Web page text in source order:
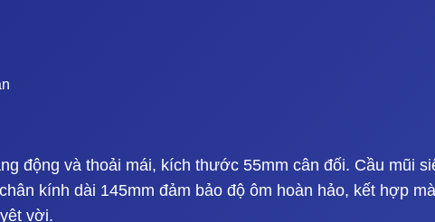
động và thoải mái, kích thước 55mm cân đối. Cầu mũi
kính dài 145mm đảm bảo độ ôm hoàn hảo, kết hợp
vời.